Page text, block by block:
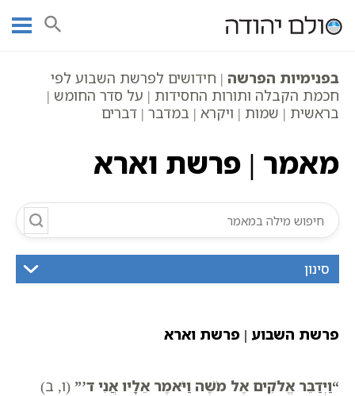
עמוד ראשי אוצר הכתבים
פרשת שבוע
מאמר | פרשת וארא
בפנימיות הפרשה | חידושים לפרשת השבוע לפי
חכמת הקבלה ותורות החסידות | על סדר החומש |
בראשית | שמות | ויקרא | במדבר | דברים
מאמר | פרשת וארא
פרשת השבוע | פרשת וארא
“וַיְדַבֵּר אֱלֹקִים אֶל מֹשֶׁה וַיֹּאמֶר אֵלָיו אֲנִי ד’” (ו, ב)
סינון